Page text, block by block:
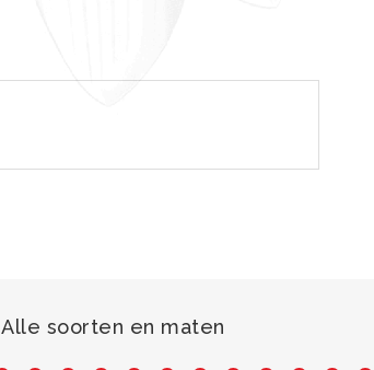
Alle soorten en maten